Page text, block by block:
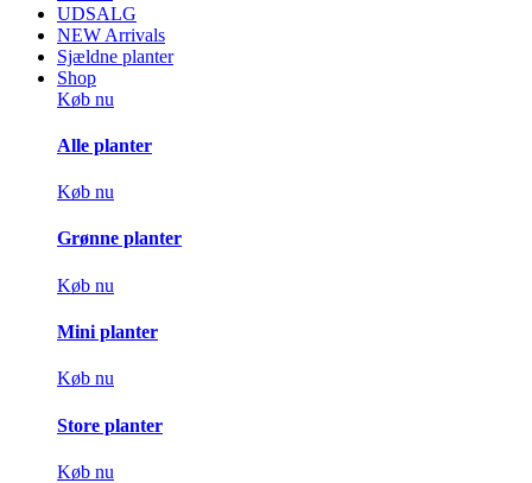
UDSALG
NEW Arrivals
Sjældne planter
Shop
Køb nu
Alle planter
Køb nu
Grønne planter
Køb nu
Mini planter
Køb nu
Store planter
Køb nu